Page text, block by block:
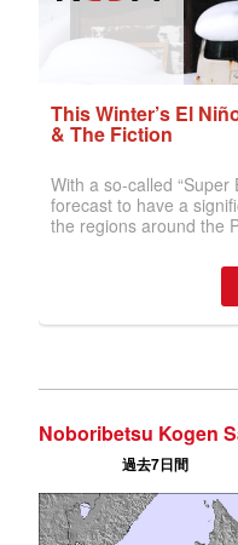
Noboribetsu Kogen
過去7日間